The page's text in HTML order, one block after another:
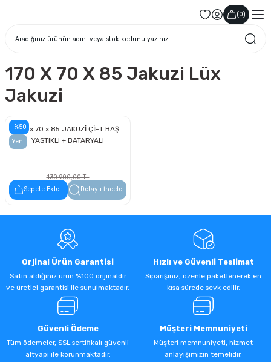
(0)
170 X 70 X 85 Jakuzi Lüx
Jakuzi
-%50
Yeni
170 x 70 x 85 JAKUZİ ÇİFT BAŞ
YASTIKLI + BATARYALI
130.900,00 TL
65.450,00 TL
Sepete Ekle Detaylı İncele
Orjinal Ürün Garantisi
Satın aldığınız ürün %100 orijinaldir
ve üretici garantisi ile sunulmaktadır.
Hızlı ve Güvenli Teslimat
Siparişiniz, özenle paketlenerek en
kısa sürede sevk edilir.
Güvenli Ödeme
Tüm ödemeler, SSL sertifikalı güvenli
altyapı ile korunmaktadır.
Müşteri Memnuniyeti
Müşteri memnuniyeti, hizmet
anlayışımızın temelidir.